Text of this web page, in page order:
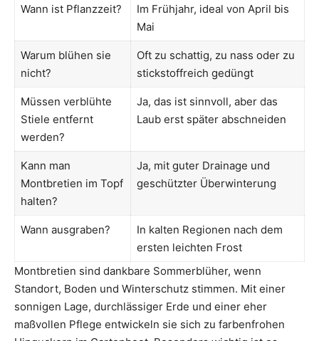
Wann ist Pflanzzeit?
Im Frühjahr, ideal von April bis
Mai
Warum blühen sie
nicht?
Oft zu schattig, zu nass oder zu
stickstoffreich gedüngt
Müssen verblühte
Stiele entfernt
werden?
Ja, das ist sinnvoll, aber das
Laub erst später abschneiden
Kann man
Montbretien im Topf
halten?
Ja, mit guter Drainage und
geschützter Überwinterung
Wann ausgraben?
In kalten Regionen nach dem
ersten leichten Frost
Montbretien sind dankbare Sommerblüher, wenn
Standort, Boden und Winterschutz stimmen. Mit einer
sonnigen Lage, durchlässiger Erde und einer eher
maßvollen Pflege entwickeln sie sich zu farbenfrohen